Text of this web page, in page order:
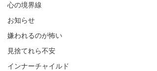
心の境界線
お知らせ
嫌われるのが怖い
見捨てれら不安
インナーチャイルド